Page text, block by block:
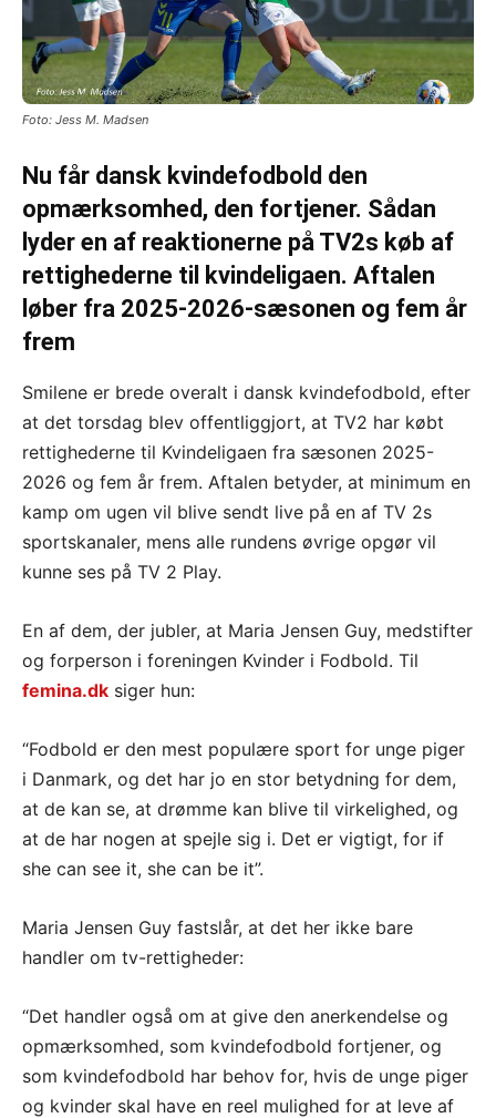
Foto: Jess M. Madsen
Nu får dansk kvindefodbold den
opmærksomhed, den fortjener. Sådan
lyder en af reaktionerne på TV2s køb af
rettighederne til kvindeligaen. Aftalen
løber fra 2025-2026-sæsonen og fem år
frem
Smilene er brede overalt i dansk kvindefodbold, efter
at det torsdag blev offentliggjort, at TV2 har købt
rettighederne til Kvindeligaen fra sæsonen 2025-
2026 og fem år frem. Aftalen betyder, at minimum en
kamp om ugen vil blive sendt live på en af TV 2s
sportskanaler, mens alle rundens øvrige opgør vil
kunne ses på TV 2 Play.
En af dem, der jubler, at Maria Jensen Guy, medstifter
og forperson i foreningen Kvinder i Fodbold. Til
femina.dk siger hun:
“Fodbold er den mest populære sport for unge piger
i Danmark, og det har jo en stor betydning for dem,
at de kan se, at drømme kan blive til virkelighed, og
at de har nogen at spejle sig i. Det er vigtigt, for if
she can see it, she can be it”.
Maria Jensen Guy fastslår, at det her ikke bare
handler om tv-rettigheder:
“Det handler også om at give den anerkendelse og
opmærksomhed, som kvindefodbold fortjener, og
som kvindefodbold har behov for, hvis de unge piger
og kvinder skal have en reel mulighed for at leve af